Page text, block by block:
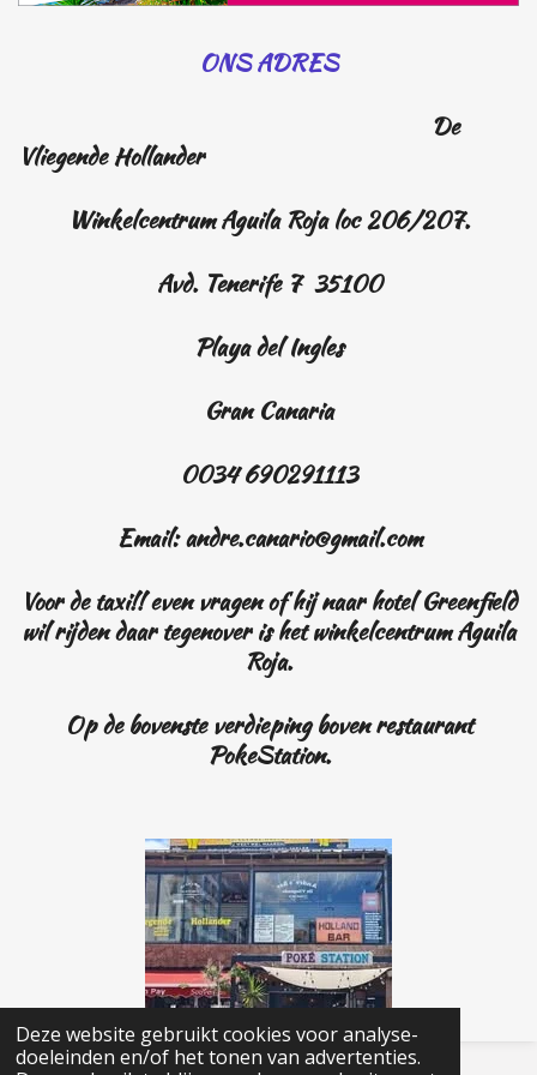
Deze website gebruikt cookies voor analyse-
doeleinden en/of het tonen van advertenties.
ONS ADRES
De
Vliegende Hollander
Winkelcentrum Aguila Roja loc 206/207.
Avd. Tenerife 7 35100
Playa del Ingles
Gran Canaria
0034 690291113
Email: andre.canario@gmail.com
Voor de taxi!! even vragen of hij naar hotel Greenfield
wil rijden daar tegenover is het winkelcentrum Aguila
Roja.
Op de bovenste verdieping boven restaurant
PokeStation.